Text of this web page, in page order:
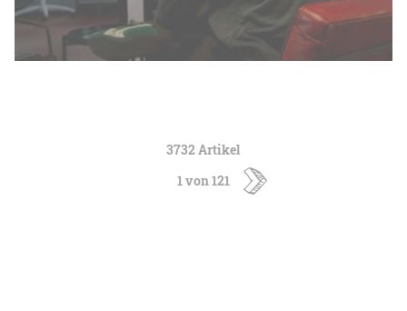
3732 Artikel
1 von 121